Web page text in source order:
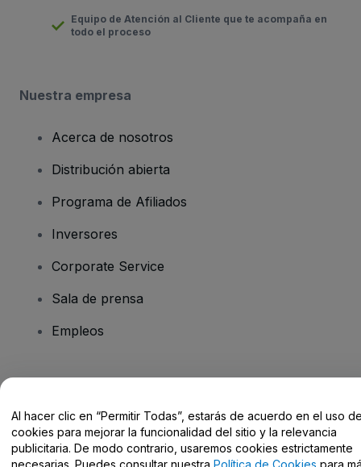
Equipo de Atención al Cliente que te acompaña en
todo el proceso
Nuestra empresa
Acerca de nosotros
Distribución abierta
Programa de Afiliados
Inversores
Corporate Service
Sala de prensa
Empleos
Centro de Ayuda / Contacto
Al hacer clic en “Permitir Todas”, estarás de acuerdo en el uso
cookies para mejorar la funcionalidad del sitio y la relevancia
publicitaria. De modo contrario, usaremos cookies estrictamente
necesarias. Puedes consultar nuestra Política de Cookies para